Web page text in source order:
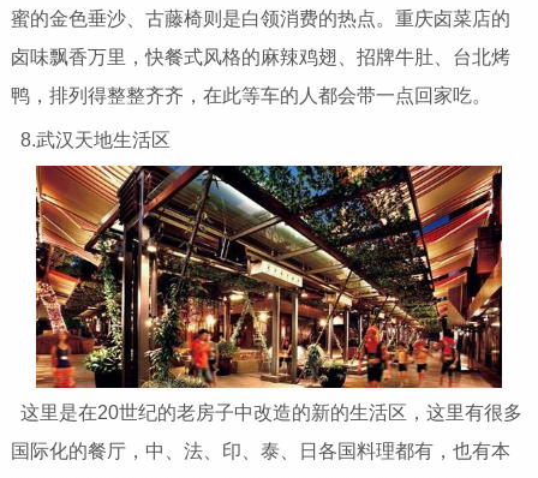
蜜的金色垂沙、古藤椅则是白领消费的热点。重庆卤菜店的
卤味飘香万里，快餐式风格的麻辣鸡翅、招牌牛肚、台北烤
鸭，排列得整整齐齐，在此等车的人都会带一点回家吃。
8.武汉天地生活区
这里是在20世纪的老房子中改造的新的生活区，这里有很多
国际化的餐厅，中、法、印、泰、日各国料理都有，也有本